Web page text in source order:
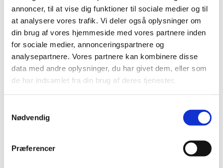
annoncer, til at vise dig funktioner til sociale medier og til
at analysere vores trafik. Vi deler også oplysninger om
din brug af vores hjemmeside med vores partnere inden
for sociale medier, annonceringspartnere og
analysepartnere. Vores partnere kan kombinere disse
data med andre oplysninger, du har givet dem, eller som
de har indsamlet fra din brug af deres tjenester.
Nødvendig
Præferencer
Elastik
Clips, silicone rings for pacifier strings
Sakse, nåle mm.
Til patchwork
Sy-selv pakker
Skabeloner pedari æsker
Symønstre baby
Symønstre barn
Symønstre voksen
Symønstre nederdele
Symønstre bukser, shorts